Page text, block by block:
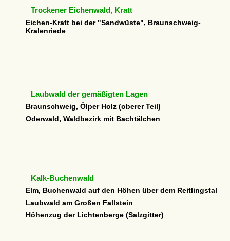
Trockener Eichenwald, Kratt
Eichen-Kratt bei der "Sandwüste", Braunschweig-
Kralenriede
Laubwald der gemäßigten Lagen
Braunschweig, Ölper Holz (oberer Teil)
Oderwald, Waldbezirk mit Bachtälchen
Kalk-Buchenwald
Elm, Buchenwald auf den Höhen über dem Reitlingstal
Laubwald am Großen Fallstein
Höhenzug der Lichtenberge (Salzgitter)